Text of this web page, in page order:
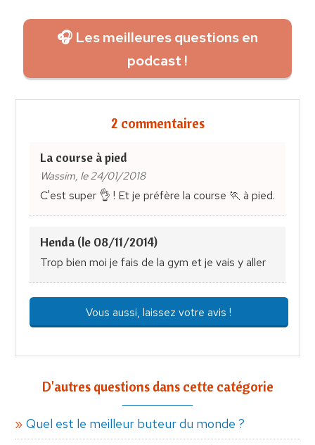
🎧 Les meilleures questions en
podcast !
2 commentaires
La course à pied
Wassim, le 24/01/2018
C'est super 👌 ! Et je préfère la course 🏃 à pied.
Henda (le 08/11/2014)
Trop bien moi je fais de la gym et je vais y aller
Vous aussi, laissez votre avis !
D'autres questions dans cette catégorie
Quel est le meilleur buteur du monde ?